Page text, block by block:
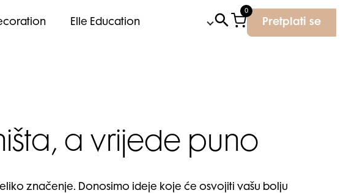
Elle Education
0
Pretplati se
a vrijede puno
značenje. Donosimo ideje koje će osvojiti vašu bolju